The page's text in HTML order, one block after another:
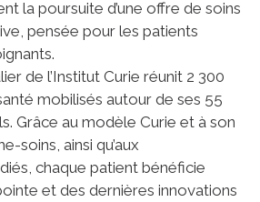
la poursuite d’une offre de soins
pensée pour les patients
de l’Institut Curie réunit 2 300
mobilisés autour de ses 55
Grâce au modèle Curie et à son
soins, ainsi qu’aux
chaque patient bénéficie
et des dernières innovations